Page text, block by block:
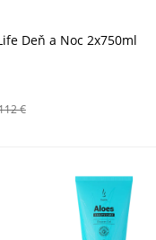
Deň a Noc 2x750ml
€